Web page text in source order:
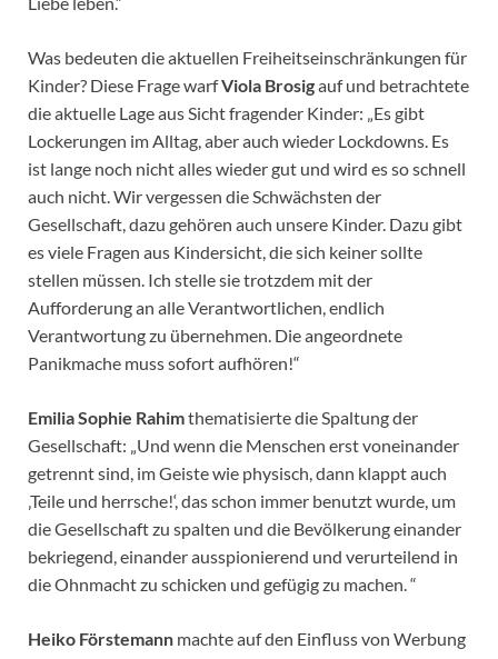
Was bedeuten die aktuellen Freiheitseinschränkungen für
Kinder? Diese Frage warfViola Brosigauf und betrachtete
die aktuelle Lage aus Sicht fragender Kinder: „Es gibt
Lockerungen im Alltag, aber auch wieder Lockdowns. Es
ist lange noch nicht alles wieder gut und wird es so schnell
auch nicht. Wir vergessen die Schwächsten der
Gesellschaft, dazu gehören auch unsere Kinder. Dazu gibt
es viele Fragen aus Kindersicht, die sich keiner sollte
stellen müssen. Ich stelle sie trotzdem mit der
Aufforderung an alle Verantwortlichen, endlich
Verantwortung zu übernehmen. Die angeordnete
Panikmache muss sofort aufhören!“
Emilia Sophie Rahimthematisierte die Spaltung der
Gesellschaft: „Und wenn die Menschen erst voneinander
getrennt sind, im Geiste wie physisch, dann klappt auch
‚Teile und herrsche!‘, das schon immer benutzt wurde, um
die Gesellschaft zu spalten und die Bevölkerung einander
bekriegend, einander ausspionierend und verurteilend in
die Ohnmacht zu schicken und gefügig zu machen. “
Heiko Förstemann machte auf den Einfluss von Werbung